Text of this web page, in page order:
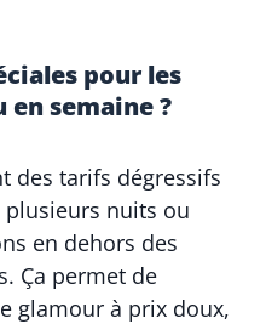
pour les
en semaine ?
des tarifs dégressifs
nuits ou
en dehors des
Ça permet de
glamour à prix doux,